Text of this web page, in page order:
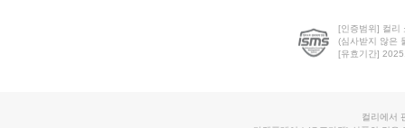
[인증범위] 컬리
(심사받지 않은
[유효기간]
컬리에서